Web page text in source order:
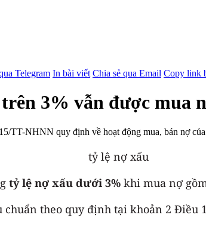
Telegram In bài viết Chia sẻ qua Email Copy link
3% vẫn được mua
NHNN quy định về hoạt động mua, bán nợ
tỷ lệ nợ xấu dưới 3% khi mua nợ
theo quy định tại khoản 2 Điều